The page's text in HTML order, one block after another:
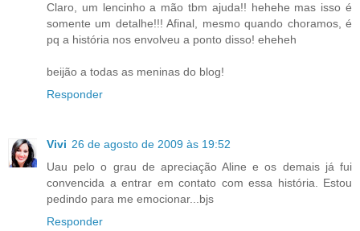
Claro, um lencinho a mão tbm ajuda!! hehehe mas isso é
somente um detalhe!!! Afinal, mesmo quando choramos, é
pq a história nos envolveu a ponto disso! eheheh
beijão a todas as meninas do blog!
Responder
Vivi 26 de agosto de 2009 às 19:52
Uau pelo o grau de apreciação Aline e os demais já fui
convencida a entrar em contato com essa história. Estou
pedindo para me emocionar...bjs
Responder